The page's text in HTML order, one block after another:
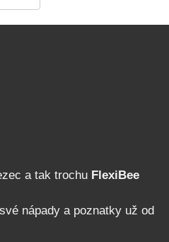
a tak trochu FlexiBee
nápady a poznatky už od